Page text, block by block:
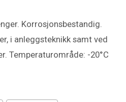
Korrosjonsbestandig.
i anleggsteknikk samt ved
Temperaturområde: -20°C